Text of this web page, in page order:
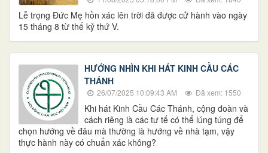
Lễ trọng Đức Mẹ hồn xác lên trời đã được cử hành vào ngày
15 tháng 8 từ thế kỷ thứ V.
HƯỚNG NHÌN KHI HÁT KINH CẦU CÁC
THÁNH
26/07/2025 10:09:43 AM Đã xem: 1550
Khi hát Kinh Cầu Các Thánh, cộng đoàn và
cách riêng là các tư tế có thể lúng túng để
chọn hướng về đâu mà thường là hướng về nhà tạm, vậy
thực hành này có chuẩn xác không?